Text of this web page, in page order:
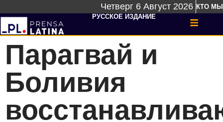
Четверг 6 Август 2026 КТО МЫ
РУССКОЕ ИЗДАНИЕ
Парагвай и
Боливия